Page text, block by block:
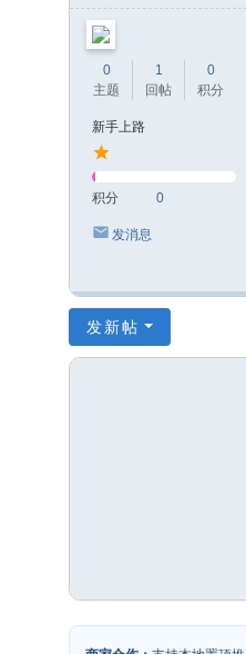
0
主题
1
回帖
0
积分
新手上路
积分 0
发消息
发新帖